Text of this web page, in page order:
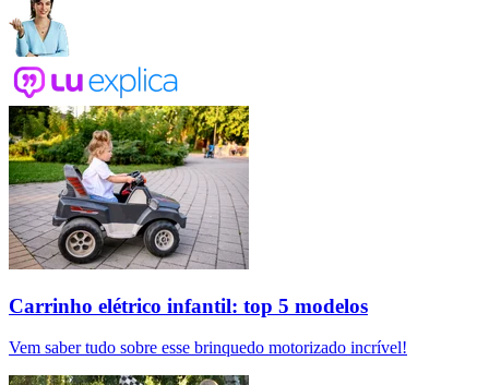
Carrinho elétrico infantil: top 5 modelos
Vem saber tudo sobre esse brinquedo motorizado incrível!